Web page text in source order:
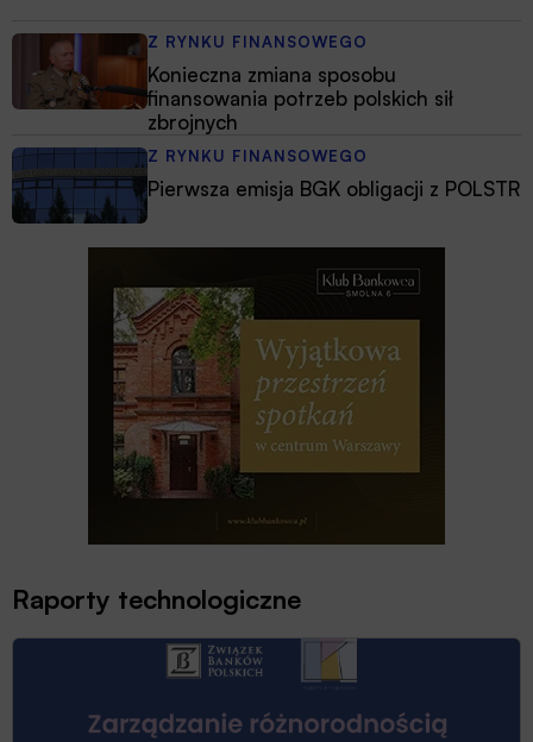
Z RYNKU FINANSOWEGO
Konieczna zmiana sposobu
finansowania potrzeb polskich sił
zbrojnych
Z RYNKU FINANSOWEGO
Pierwsza emisja BGK obligacji z POLSTR
Raporty technologiczne